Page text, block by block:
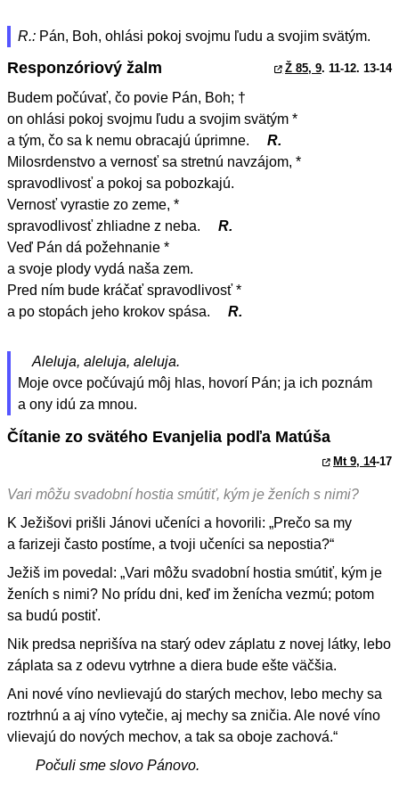
R.: Pán, Boh, ohlási pokoj svojmu ľudu a svojim svätým.
Responzóriový žalm Ž 85, 9. 11-12. 13-14
Budem počúvať, čo povie Pán, Boh; †
on ohlási pokoj svojmu ľudu a svojim svätým *
a tým, čo sa k nemu obracajú úprimne.
R.
Milosrdenstvo a vernosť sa stretnú navzájom, *
spravodlivosť a pokoj sa pobozkajú.
Vernosť vyrastie zo zeme, *
spravodlivosť zhliadne z neba.
R.
Veď Pán dá požehnanie *
a svoje plody vydá naša zem.
Pred ním bude kráčať spravodlivosť *
a po stopách jeho krokov spása.
R.
Aleluja, aleluja, aleluja.
Moje ovce počúvajú môj hlas, hovorí Pán; ja ich poznám
a ony idú za mnou.
Čítanie zo svätého Evanjelia podľa Matúša
Mt 9, 14-17
Vari môžu svadobní hostia smútiť, kým je ženích s nimi?
K Ježišovi prišli Jánovi učeníci a hovorili: „Prečo sa my
a farizeji často postíme, a tvoji učeníci sa nepostia?“
Ježiš im povedal: „Vari môžu svadobní hostia smútiť, kým je
ženích s nimi? No prídu dni, keď im ženícha vezmú; potom
sa budú postiť.
Nik predsa neprišíva na starý odev záplatu z novej látky, lebo
záplata sa z odevu vytrhne a diera bude ešte väčšia.
Ani nové víno nevlievajú do starých mechov, lebo mechy sa
roztrhnú a aj víno vytečie, aj mechy sa zničia. Ale nové víno
vlievajú do nových mechov, a tak sa oboje zachová.“
Počuli sme slovo Pánovo.